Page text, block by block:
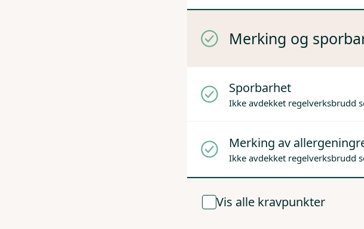
Merking og
Sporbarhet
Ikke avdekket regelverksbrudd
Merking av
Ikke avdekket regelverksbrudd
Vis alle kravpunkter